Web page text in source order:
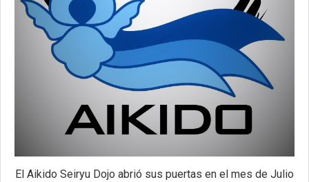
El Aikido Seiryu Dojo abrió sus puertas en el mes de Julio